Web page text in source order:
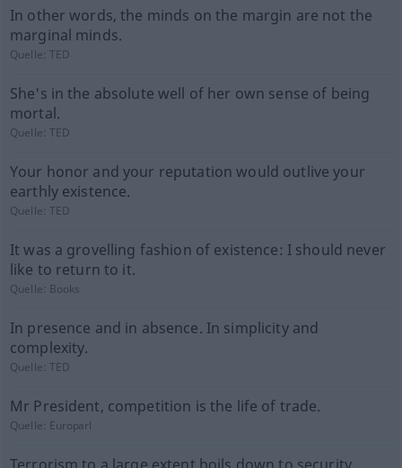
In other words, the minds on the margin are not the
marginal minds.
Quelle:TED
She's in the absolute well of her own sense of being
mortal.
Quelle:TED
Your honor and your reputation would outlive your
earthly existence.
Quelle:TED
It was a grovelling fashion of existence: I should never
like to return to it.
Quelle: Books
In presence and in absence. In simplicity and
complexity.
Quelle:TED
Mr President, competition is the life of trade.
Quelle: Europarl